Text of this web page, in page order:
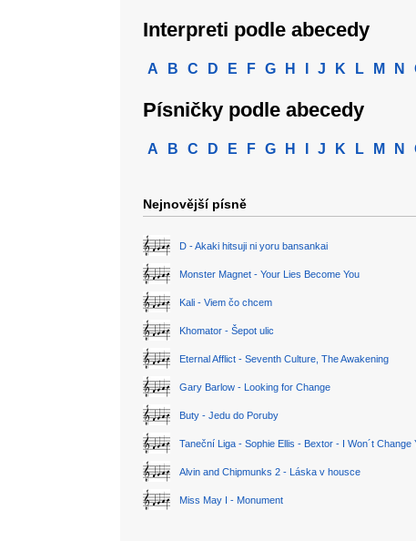
Interpreti podle abecedy
A B C D E F G H J K L M N
Písničky podle abecedy
A B C D E F G H J K L M N
Nejnovější písně
D - Akaki hitsuji ni yoru bansankai
Monster Magnet - Your Lies Become You
Kali - Viem čo chcem
Khomator - Šepot ulic
Eternal Afflict - Seventh Culture, The Awakening
Gary Barlow - Looking for Change
Buty - Jedu do Poruby
Taneční Liga - Sophie Ellis - Bextor - I Won´t Change
Alvin and Chipmunks 2 - Láska v housce
Miss May I - Monument